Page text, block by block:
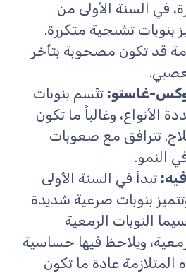
في السنة الأولى من
بنوبات تشنجية متكررة.
قد تكون مصحوبة بتأخر
غاستو: تتّسم بنوبات
الأنواع، وغالباً ما تكون
تترافق مع صعوبات
النمو.
تبدأ في السنة الأولى
بنوبات صرعية شديدة
النوبات الرمعية
ويلاحظ فيها حساسية
المتلازمة عادة ما تكون